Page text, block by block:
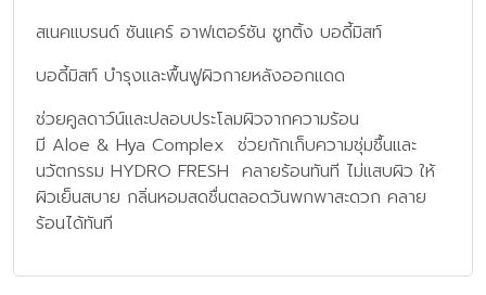
สเนคแบรนด์ ซันแคร์ อาฟเตอร์ซัน ซูทติ้ง บอดี้มิสท์
บอดี้มิสท์ บำรุงและพื้นฟูผิวกายหลังออกแดด
ช่วยคูลดาว์น์และปลอบประโลมผิวจากความร้อน
มี Aloe & Hya Complex ช่วยกักเก็บความชุ่มชื้นและ
นวัตกรรม HYDRO FRESH คลายร้อนทันที ไม่แสบผิว ให้
ผิวเย็นสบาย กลิ่นหอมสดชื่นตลอดวันพกพาสะดวก คลาย
ร้อนได้ทันที